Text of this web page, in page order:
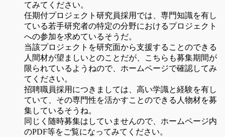
てみてください。
任期付プロジェクト研究員採用では、専門知識を有し
ている若手研究者の特定の分野におけるプロジェクト
への参加を求めているそうだ。
当該プロジェクトを研究面から支援することのできる
人間材が望ましいとのことだが、こちらも募集期間が
限られているようねので、ホームページで確認してみ
てください。
招聘職員採用につきましては、高い学識と経験を有し
ていて、その専門性を活かすことのできる人物材を募
集しているそうね。
同じく随時募集はしていませんので、ホームページ内
のPDF等をご覧になってみてください。